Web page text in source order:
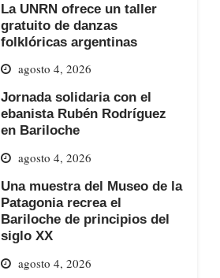
La UNRN ofrece un taller
gratuito de danzas
folklóricas argentinas
agosto 4, 2026
Jornada solidaria con el
ebanista Rubén Rodríguez
en Bariloche
agosto 4, 2026
Una muestra del Museo de la
Patagonia recrea el
Bariloche de principios del
siglo XX
agosto 4, 2026